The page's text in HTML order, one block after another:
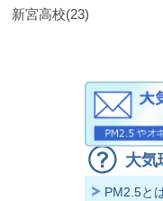
新宮高校(23)
大気
PM2.5と